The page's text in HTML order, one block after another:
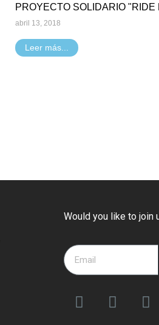
PROYECTO SOLIDARIO "RIDE
abril 13, 2018
Leer más...
Would you like to join